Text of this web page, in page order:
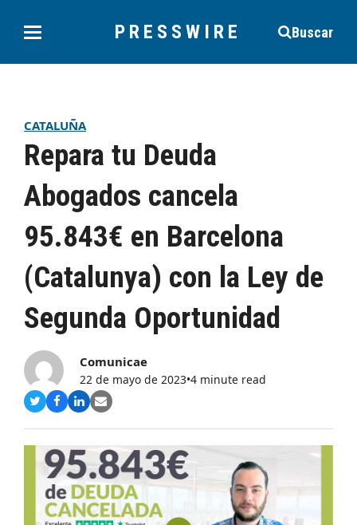
PRESSWIRE Buscar
CATALUÑA
Repara tu Deuda
Abogados cancela
95.843€ en Barcelona
(Catalunya) con la Ley de
Segunda Oportunidad
Comunicae
22 de mayo de 2023•4 minute read
Compartir
Twitter
Compartir
Facebook
Compartir
LinkedIn
Share
Email